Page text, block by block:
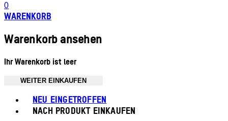
0
WARENKORB
Warenkorb ansehen
Ihr Warenkorb ist leer
WEITER EINKAUFEN
NEU EINGETROFFEN
NACH PRODUKT EINKAUFEN